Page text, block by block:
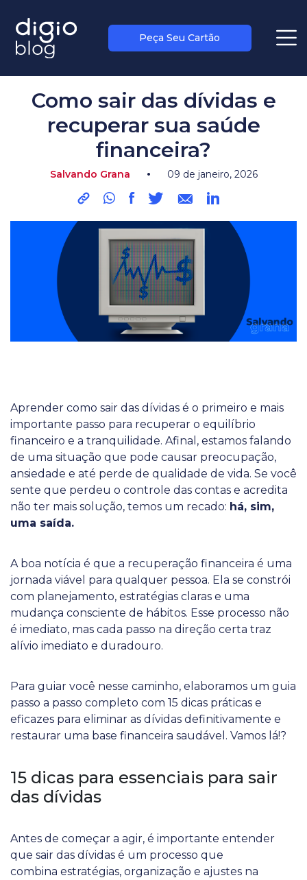
Peça Seu Cartão
Como sair das dívidas e
recuperar sua saúde
financeira?
Salvando Grana • 09 de janeiro, 2026
Aprender como sair das dívidas é o primeiro e mais
importante passo para recuperar o equilíbrio
financeiro e a tranquilidade. Afinal, estamos falando
de uma situação que pode causar preocupação,
ansiedade e até perde de qualidade de vida. Se você
sente que perdeu o controle das contas e acredita
não ter mais solução, temos um recado: há, sim,
uma saída.
A boa notícia é que a recuperação financeira é uma
jornada viável para qualquer pessoa. Ela se constrói
com planejamento, estratégias claras e uma
mudança consciente de hábitos. Esse processo não
é imediato, mas cada passo na direção certa traz
alívio imediato e duradouro.
Para guiar você nesse caminho, elaboramos um guia
passo a passo completo com 15 dicas práticas e
eficazes para eliminar as dívidas definitivamente e
restaurar uma base financeira saudável. Vamos lá!?
15 dicas para essenciais para sair
das dívidas
Antes de começar a agir, é importante entender
que sair das dívidas é um processo que
combina estratégias, organização e ajustes na